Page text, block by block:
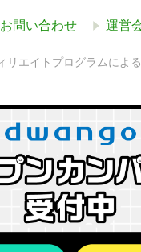
問い合わせ 運営
リエイトプログラムによ